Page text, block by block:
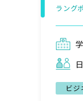
ラング
ビジ